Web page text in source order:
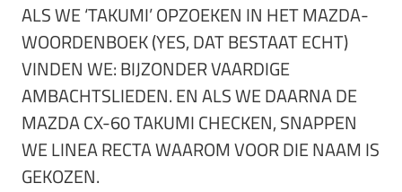
ALS WE ‘TAKUMI’ OPZOEKEN IN HET MAZDA-
WOORDENBOEK (YES, DAT BESTAAT ECHT)
VINDEN WE: BIJZONDER VAARDIGE
AMBACHTSLIEDEN. EN ALS WE DAARNA DE
MAZDA CX-60 TAKUMI CHECKEN, SNAPPEN
WE LINEA RECTA WAAROM VOOR DIE NAAM IS
GEKOZEN.